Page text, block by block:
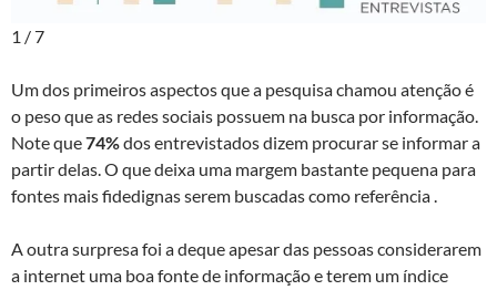
1 / 7
Um dos primeiros aspectos que a pesquisa chamou atenção é
o peso que as redes sociais possuem na busca por informação.
Note que74%dos entrevistados dizem procurar se informar a
partir delas. O que deixa uma margem bastante pequena para
fontes mais fidedignas serem buscadas como referência .
A outra surpresa foi a deque apesar das pessoas considerarem
a internet uma boa fonte de informação e terem um índice